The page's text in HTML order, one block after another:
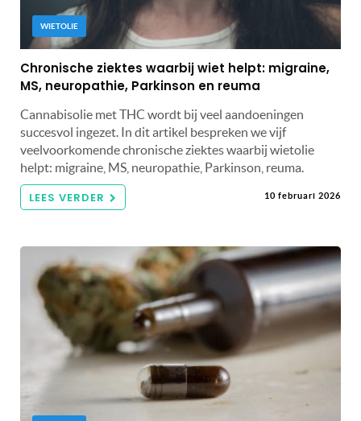
WIETOLIE
Chronische ziektes waarbij wiet helpt: migraine,
MS, neuropathie, Parkinson en reuma
Cannabisolie met THC wordt bij veel aandoeningen
succesvol ingezet. In dit artikel bespreken we vijf
veelvoorkomende chronische ziektes waarbij wietolie
helpt: migraine, MS, neuropathie, Parkinson, reuma.
LEES VERDER 10 februari 2026